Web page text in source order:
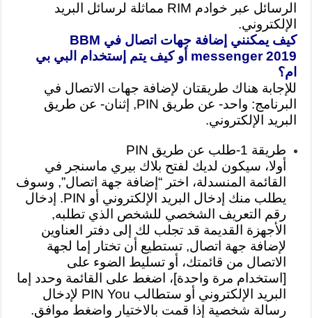
الرسائل عبر خوادم RIM مماثلة لرسائل البريد
الإلكتروني.
كيف يمكنني إضافة جهات اتصال في BBM
messenger 2019 أو كيف يتم إستخدام البي بي
ام؟
للإجابة هناك طريقتان لإضافة جهات الاتصال في
البرنامج: واحد- عن طريق PIN, إثنان- عن طريق
البريد الإلكتروني.
طريقة 1-طلب عن طريق PIN
أولا، سيكون لديك لفتح بلاك بيري ماسنجر في
القائمة المنسدلة، اختر “إضافة جهة اتصال”, وسوف
يطلب منك إدخال البريد الإلكتروني أو PIN. إدخال
رقم التعريف الشخصي للشخص الذي تطلبه,
الأجهزة القديمة قد تجلب لك إلى دفتر العناوين
لإضافة جهة اتصال, تستطيع أن تختار إما لجهة
الاتصال من قائمتك، أو تسليط الضوء على
[استخدام مرة واحدة]، اضغط على القائمة وحدد إما
البريد الإلكتروني أو ستطالب PIN You لإدخال
رسالة شخصية إذا قمت بالاختيار واضغط موافق.